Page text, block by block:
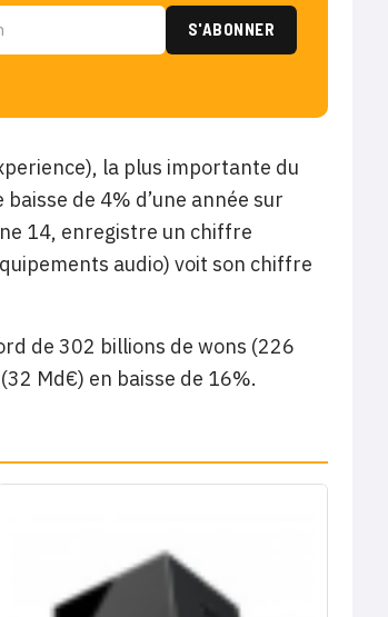
la plus importante du
de 4% d’une année sur
14, enregistre un chiffre
audio) voit son chiffre
de 302 billions de wons (226
Md€) en baisse de 16%.